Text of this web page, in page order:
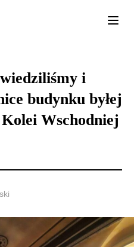
i
budynku byłej
Wschodniej